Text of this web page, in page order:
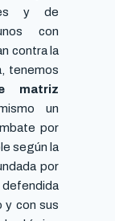
y de
con
contra la
tenemos
matriz
un
por
según la
por
y con sus